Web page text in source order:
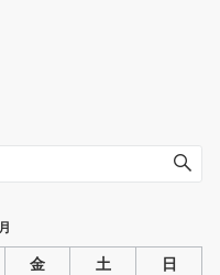
金 土
日